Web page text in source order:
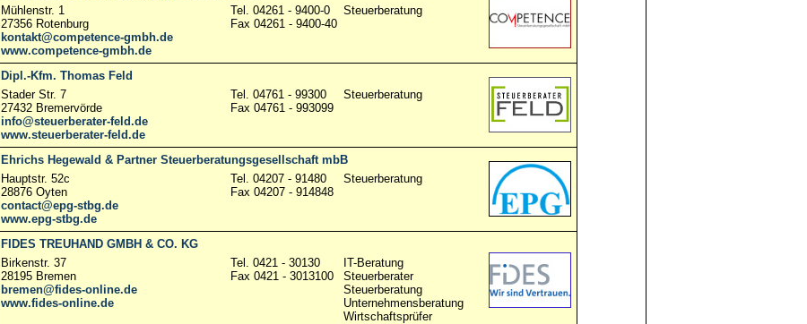
Mühlenstr. 1
27356 Rotenburg
kontakt@competence-gmbh.de
www.competence-gmbh.de
Tel. 04261 - 9400-0
Fax 04261 - 9400-40
Steuerberatung
Dipl.-Kfm. Thomas Feld
Stader Str. 7
27432 Bremervörde
info@steuerberater-feld.de
www.steuerberater-feld.de
Tel. 04761 - 99300
Fax 04761 - 993099
Steuerberatung
Ehrichs Hegewald & Partner Steuerberatungsgesellschaft mbB
Hauptstr. 52c
28876 Oyten
contact@epg-stbg.de
www.epg-stbg.de
Tel. 04207 - 91480
Fax 04207 - 914848
Steuerberatung
FIDES TREUHAND GMBH & CO. KG
Birkenstr. 37
28195 Bremen
bremen@fides-online.de
www.fides-online.de
Tel. 0421 - 30130
Fax 0421 - 3013100
IT-Beratung
Steuerberater
Steuerberatung
Unternehmensberatung
Wirtschaftsprüfer